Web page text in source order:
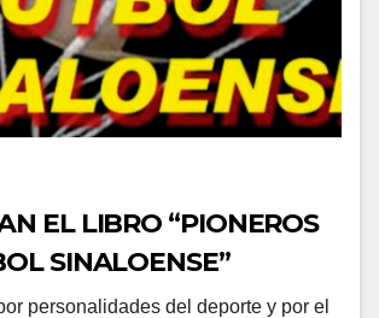
EL LIBRO “PIONEROS
SINALOENSE”
personalidades del deporte y por el